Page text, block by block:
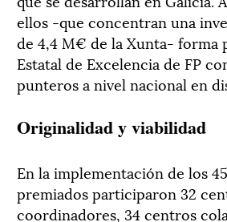
ellos -que concentran una
de 4,4 M€ de la Xunta- forma
Estatal de Excelencia de FP
punteros a nivel nacional en
Originalidad y viabilidad
En la implementación de los
premiados participaron 32
coordinadores, 34 centros